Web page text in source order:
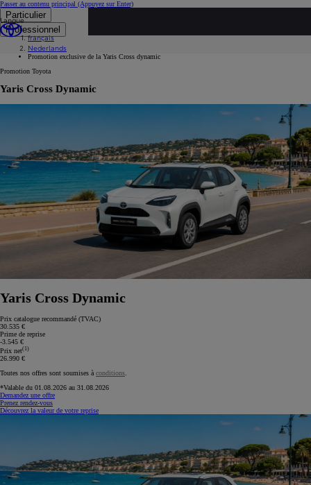
Passer au contenu principal (Appuyez sur Enter)
Particulier
Professionnel
Langue
français
Nederlands
...
Notre gamme Toyota
Offres disponibles
Promotion exclusive de la Yaris Cross dynamic
Promotion Toyota
Yaris Cross Dynamic
Yaris Cross Dynamic
Prix catalogue recommandé (TVAC)
30.535 €
Prime de reprise
-3.545 €
Prix net(1)
26.990 €
Toutes nos offres sont soumises à conditions.
*Valable du 01.08.2026 au 31.08.2026
Demandez une offre
Prenez rendez-vous
Découvrez la valeur de votre reprise